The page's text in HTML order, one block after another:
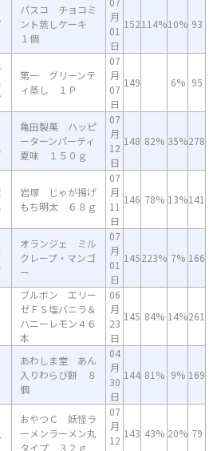
パスコ チョコミ
ント蒸しケーキ
１個
月
01
日
152114%10% 93
第一 グリーンテ
ィ蒸し １Ｐ
07
月
07
日
149 6% 95
亀田製菓 ハッピ
ーターンパーティ
夏味 １５０ｇ
07
月
12
日
148 82% 35%278
岩塚 じゃが揚げ
もち明太 ６８ｇ
07
月
11
日
146 78% 13%141
オランジェ ミル
クレープ・マンゴ
ー
07
月
01
日
145223% 7% 166
ブルボン エリー
ゼＦＳ塩バニラ＆
ハニーレモン４６
本
06
月
23
日
145 84% 14%261
あわしま堂 あん
入りわらび餅 ８
個
04
月
30
日
144 81% 9% 169
おやつＣ 妖怪ラ
ーメンラーメン丸
タイプ ３２ｇ
07
月
12
143 43% 20% 79